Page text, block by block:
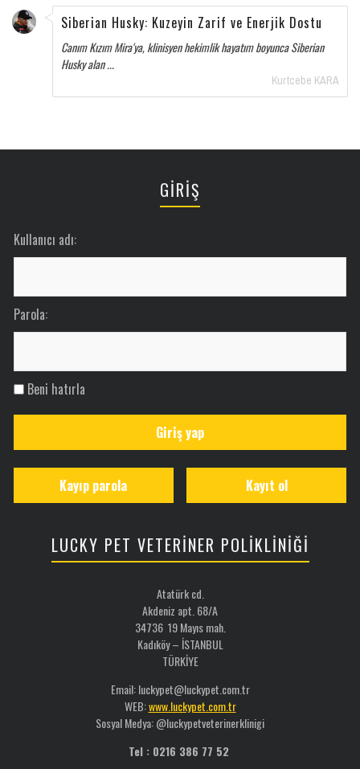
Siberian Husky: Kuzeyin Zarif ve Enerjik Dostu
Canım Kızım Mira'ya, klinisyen hekimlik hayatım boyunca Siberian
Husky alan ...
Kurtcebe KARA
GİRİŞ
Kullanıcı adı:
Parola:
Beni hatırla
Giriş yap
Kayıt ol
Kayıp parola
LUCKY PET VETERİNER POLİKLİNİĞİ
Atatürk cd.
Akdeniz apt. 68/A
34736 19 Mayıs mah.
Kadıköy – İSTANBUL
TÜRKİYE
Email: luckypet@luckypet.com.tr
WEB:www.luckypet.com.tr
Sosyal Medya: @luckypetveterinerklinigi
Tel : 0216 386 77 52